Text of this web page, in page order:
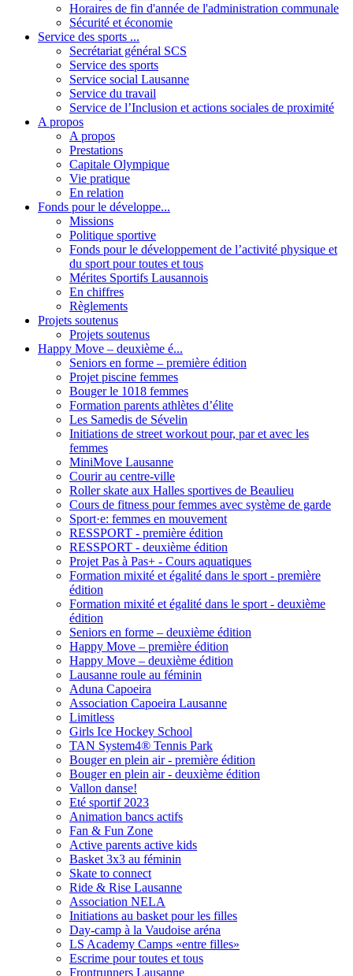
Horaires de fin d'année de l'administration communale
Sécurité et économie
Service des sports ...
Secrétariat général SCS
Service des sports
Service social Lausanne
Service du travail
Service de l’Inclusion et actions sociales de proximité
A propos
A propos
Prestations
Capitale Olympique
Vie pratique
En relation
Fonds pour le développe...
Missions
Politique sportive
Fonds pour le développement de l’activité physique et
du sport pour toutes et tous
Mérites Sportifs Lausannois
En chiffres
Règlements
Projets soutenus
Projets soutenus
Happy Move – deuxième é...
Seniors en forme – première édition
Projet piscine femmes
Bouger le 1018 femmes
Formation parents athlètes d’élite
Les Samedis de Sévelin
Initiations de street workout pour, par et avec les
femmes
MiniMove Lausanne
Courir au centre-ville
Roller skate aux Halles sportives de Beaulieu
Cours de fitness pour femmes avec système de garde
Sport·e: femmes en mouvement
RESSPORT - première édition
RESSPORT - deuxième édition
Projet Pas à Pas+ - Cours aquatiques
Formation mixité et égalité dans le sport - première
édition
Formation mixité et égalité dans le sport - deuxième
édition
Seniors en forme – deuxième édition
Happy Move – première édition
Happy Move – deuxième édition
Lausanne roule au féminin
Aduna Capoeira
Association Capoeira Lausanne
Limitless
Girls Ice Hockey School
TAN System4® Tennis Park
Bouger en plein air - première édition
Bouger en plein air - deuxième édition
Vallon danse!
Eté sportif 2023
Animation bancs actifs
Fan & Fun Zone
Active parents active kids
Basket 3x3 au féminin
Skate to connect
Ride & Rise Lausanne
Association NELA
Initiations au basket pour les filles
Day-camp à la Vaudoise aréna
LS Academy Camps «entre filles»
Escrime pour toutes et tous
Frontrunners Lausanne